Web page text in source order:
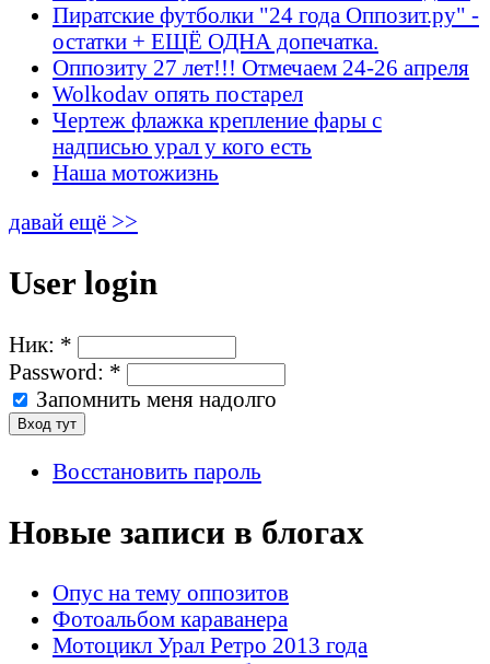
Пиратские футболки "24 года Оппозит.ру" -
остатки + ЕЩЁ ОДНА допечатка.
Оппозиту 27 лет!!! Отмечаем 24-26 апреля
Wolkodav опять постарел
Чертеж флажка крепление фары с
надписью урал у кого есть
Наша мотожизнь
давай ещё >>
User login
Ник: *
Password: *
Запомнить меня надолго
Восстановить пароль
Новые записи в блогах
Опус на тему оппозитов
Фотоальбом караванера
Мотоцикл Урал Ретро 2013 года